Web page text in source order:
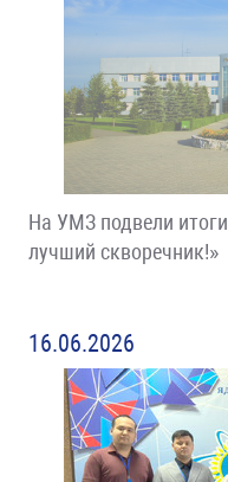
На УМЗ подвели
лучший скворечник!»
16.06.2026